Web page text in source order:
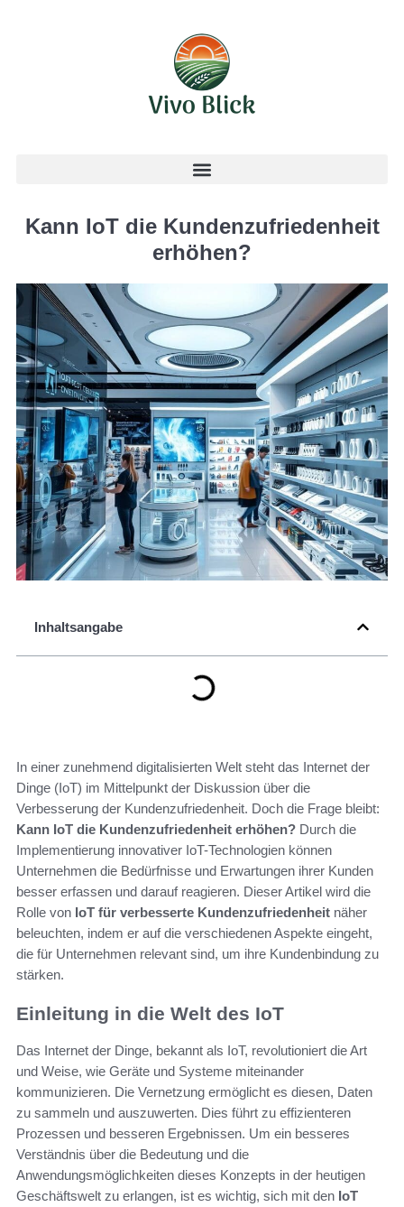
Kann IoT die Kundenzufriedenheit
erhöhen?
Inhaltsangabe
In einer zunehmend digitalisierten Welt steht das Internet der
Dinge (IoT) im Mittelpunkt der Diskussion über die
Verbesserung der Kundenzufriedenheit. Doch die Frage bleibt:
Kann IoT die Kundenzufriedenheit erhöhen? Durch die
Implementierung innovativer IoT-Technologien können
Unternehmen die Bedürfnisse und Erwartungen ihrer Kunden
besser erfassen und darauf reagieren. Dieser Artikel wird die
Rolle von IoT für verbesserte Kundenzufriedenheit näher
beleuchten, indem er auf die verschiedenen Aspekte eingeht,
die für Unternehmen relevant sind, um ihre Kundenbindung zu
stärken.
Einleitung in die Welt des IoT
Das Internet der Dinge, bekannt als IoT, revolutioniert die Art
und Weise, wie Geräte und Systeme miteinander
kommunizieren. Die Vernetzung ermöglicht es diesen, Daten
zu sammeln und auszuwerten. Dies führt zu effizienteren
Prozessen und besseren Ergebnissen. Um ein besseres
Verständnis über die Bedeutung und die
Anwendungsmöglichkeiten dieses Konzepts in der heutigen
Geschäftswelt zu erlangen, ist es wichtig, sich mit den IoT